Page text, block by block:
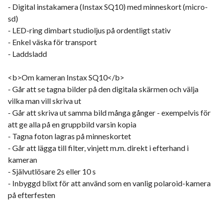
- Digital instakamera (Instax SQ10) med minneskort (micro-
sd)
- LED-ring dimbart studioljus på ordentligt stativ
- Enkel väska för transport
- Laddsladd
<b>Om kameran Instax SQ10</b>
- Går att se tagna bilder på den digitala skärmen och välja
vilka man vill skriva ut
- Går att skriva ut samma bild många gånger - exempelvis för
att ge alla på en gruppbild varsin kopia
- Tagna foton lagras på minneskortet
- Går att lägga till filter, vinjett m.m. direkt i efterhand i
kameran
- Självutlösare 2s eller 10 s
- Inbyggd blixt för att använd som en vanlig polaroid-kamera
på efterfesten